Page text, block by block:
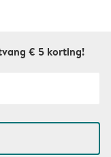
€ 5 korting!